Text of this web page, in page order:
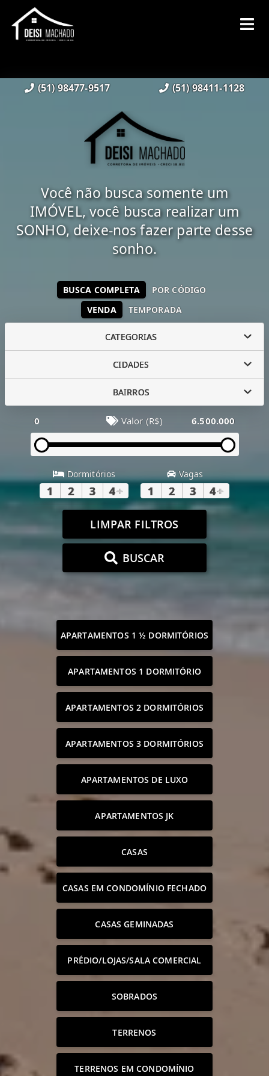
(51) 98477-9517 (51) 98411-1128
Você não busca somente um
IMÓVEL, você busca realizar um
SONHO, deixe-nos fazer parte desse
sonho.
VENDA TEMPORADA
BUSCA COMPLETA POR CÓDIGO
CATEGORIAS
CIDADES
BAIRROS
0 Valor (R$) 6.500.000
Dormitórios
1 2 3 4+
Vagas
1 2 3 4+
LIMPAR FILTROS
BUSCAR
APARTAMENTOS 1 ½ DORMITÓRIOS
APARTAMENTOS 1 DORMITÓRIO
APARTAMENTOS 2 DORMITÓRIOS
APARTAMENTOS 3 DORMITÓRIOS
APARTAMENTOS DE LUXO
APARTAMENTOS JK
CASAS
CASAS EM CONDOMÍNIO FECHADO
CASAS GEMINADAS
PRÉDIO/LOJAS/SALA COMERCIAL
SOBRADOS
TERRENOS
TERRENOS EM CONDOMÍNIO